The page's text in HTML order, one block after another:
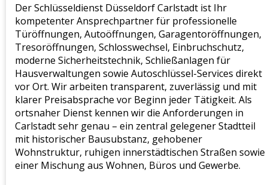
Der Schlüsseldienst Düsseldorf Carlstadt ist Ihr
kompetenter Ansprechpartner für professionelle
Türöffnungen, Autoöffnungen, Garagentoröffnungen,
Tresoröffnungen, Schlosswechsel, Einbruchschutz,
moderne Sicherheitstechnik, Schließanlagen für
Hausverwaltungen sowie Autoschlüssel-Services direkt
vor Ort. Wir arbeiten transparent, zuverlässig und mit
klarer Preisabsprache vor Beginn jeder Tätigkeit. Als
ortsnaher Dienst kennen wir die Anforderungen in
Carlstadt sehr genau – ein zentral gelegener Stadtteil
mit historischer Bausubstanz, gehobener
Wohnstruktur, ruhigen innerstädtischen Straßen sowie
einer Mischung aus Wohnen, Büros und Gewerbe.